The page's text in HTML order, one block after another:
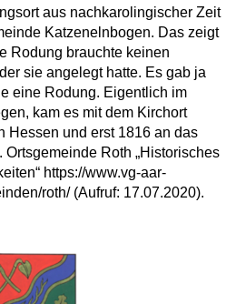
aus nachkarolingischer Zeit
Katzenelnbogen. Das zeigt
Rodung brauchte keinen
sie angelegt hatte. Es gab ja
eine Rodung. Eigentlich im
kam es mit dem Kirchort
Hessen und erst 1816 an das
Ortsgemeinde Roth „Historisches
https://www.vg-aar-
roth/ (Aufruf: 17.07.2020).